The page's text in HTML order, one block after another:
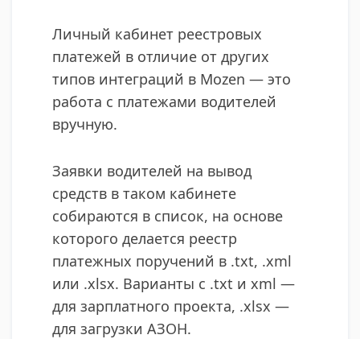
Личный кабинет реестровых
платежей в отличие от других
типов интеграций в Mozen — это
работа с платежами водителей
вручную.
Заявки водителей на вывод
средств в таком кабинете
собираются в список, на основе
которого делается реестр
платежных поручений в .txt, .xml
или .xlsx. Варианты с .txt и xml —
для зарплатного проекта, .xlsx —
для загрузки АЗОН.